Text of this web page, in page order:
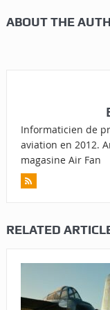
ABOUT THE
Informaticien de
aviation en 2012.
magasine Air Fan
RELATED